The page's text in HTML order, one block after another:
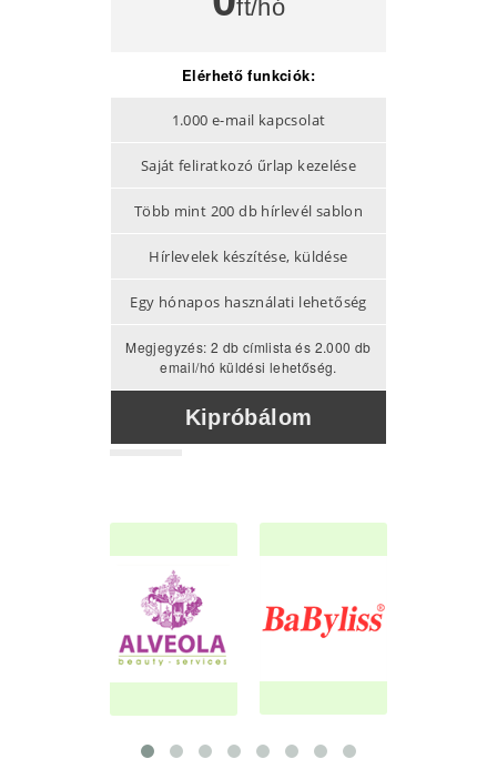
ft/hó
Elérhető funkciók:
1.000 e-mail kapcsolat
Saját feliratkozó űrlap kezelése
Több mint 200 db hírlevél sablon
Hírlevelek készítése, küldése
Egy hónapos használati lehetőség
Megjegyzés: 2 db címlista és 2.000 db
email/hó küldési lehetőség.
Kipróbálom